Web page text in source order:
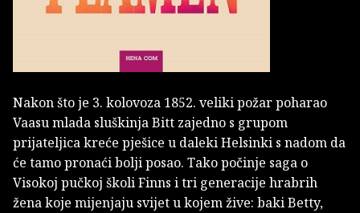
Nakon što je 3. kolovoza 1852. veliki požar poharao
Vaasu mlada sluškinja Bitt zajedno s grupom
prijateljica kreće pješice u daleki Helsinki s nadom da
će tamo pronaći bolji posao. Tako počinje saga o
Visokoj pučkoj školi Finns i tri generacije hrabrih
žena koje mijenjaju svijet u kojem žive: baki Betty,